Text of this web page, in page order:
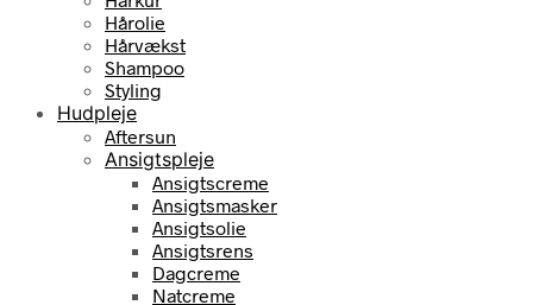
Hårolie
Hårvækst
Shampoo
Styling
Hudpleje
Aftersun
Ansigtspleje
Ansigtscreme
Ansigtsmasker
Ansigtsolie
Ansigtsrens
Dagcreme
Natcreme